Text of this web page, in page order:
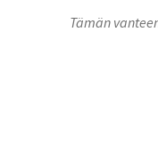
Tämän